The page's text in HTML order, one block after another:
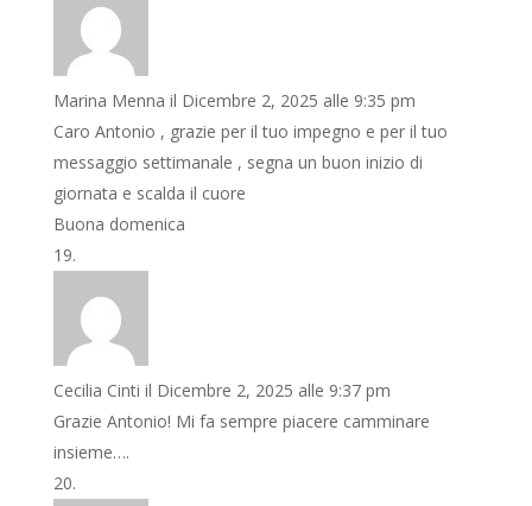
Marina Menna il Dicembre 2, 2025 alle 9:35 pm
Caro Antonio , grazie per il tuo impegno e per il tuo
messaggio settimanale , segna un buon inizio di
giornata e scalda il cuore
Buona domenica
Cecilia Cinti il Dicembre 2, 2025 alle 9:37 pm
Grazie Antonio! Mi fa sempre piacere camminare
insieme….